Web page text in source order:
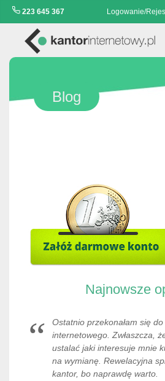
223 645 367 Logowanie/
Blog
Najnowsze
Ostatnio przekonałam się
internetowego. Zwłaszcza,
ustalać jaki interesuje mnie
na wymianę. Rewelacyjna
kantor, bo naprawdę warto.